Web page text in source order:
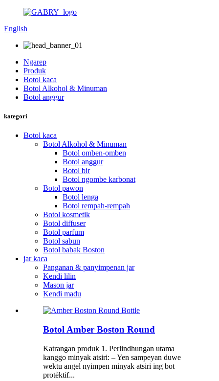
English
Ngarep
Produk
Botol kaca
Botol Alkohol & Minuman
Botol anggur
kategori
Botol kaca
Botol Alkohol & Minuman
Botol omben-omben
Botol anggur
Botol bir
Botol ngombe karbonat
Botol pawon
Botol lenga
Botol rempah-rempah
Botol kosmetik
Botol diffuser
Botol parfum
Botol sabun
Botol babak Boston
jar kaca
Panganan & panyimpenan jar
Kendi lilin
Mason jar
Kendi madu
Botol Amber Boston Round
Katrangan produk 1. Perlindhungan utama
kanggo minyak atsiri: – Yen sampeyan duwe
wektu angel nyimpen minyak atsiri ing bot
protèktif...